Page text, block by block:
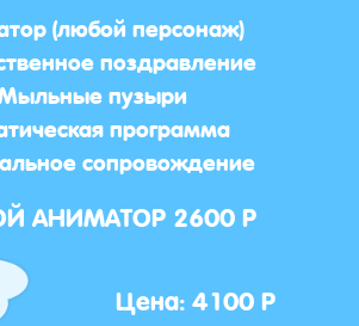
(любой персонаж)
поздравление
пузыри
программа
сопровождение
АНИМАТОР 2600 Р
Цена: 4100 Р